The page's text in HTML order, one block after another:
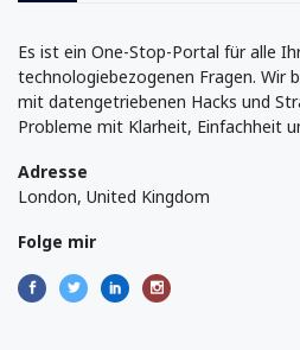
Es ist ein One-Stop-Portal für alle
technologiebezogenen Fragen. Wir
mit datengetriebenen Hacks und
Probleme mit Klarheit, Einfachheit
Adresse
London, United Kingdom
Folge mir